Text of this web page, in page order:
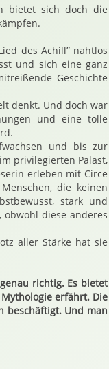
bietet sich doch die
des Achill” nahtlos
und sich eine ganz
Geschichte
denkt. Und doch war
und eine tolle
und bis zur
privilegierten Palast,
erleben mit Circe
die keinen
stark und
diese anderes
aller Stärke hat sie
richtig. Es bietet
erfährt. Die
beschäftigt. Und man